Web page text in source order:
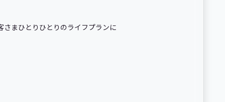
さまひとりひとりのライフプランに